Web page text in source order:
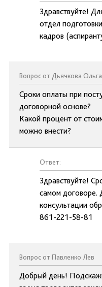
Здравствуйте!
отдел
кадров
Вопрос от Дьячкова
Сроки оплаты при
договорной основе?
Какой процент от
можно внести?
Ответ:
Здравствуйте!
самом договоре.
консультации
861-221-58-81
Вопрос от Павленко Лев
Добрый день!